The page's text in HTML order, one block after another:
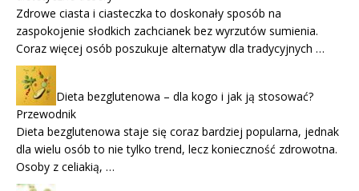
Zdrowe ciasta i ciasteczka to doskonały sposób na
zaspokojenie słodkich zachcianek bez wyrzutów sumienia.
Coraz więcej osób poszukuje alternatyw dla tradycyjnych …
Dieta bezglutenowa – dla kogo i jak ją stosować?
Przewodnik
Dieta bezglutenowa staje się coraz bardziej popularna, jednak
dla wielu osób to nie tylko trend, lecz konieczność zdrowotna.
Osoby z celiakią, …